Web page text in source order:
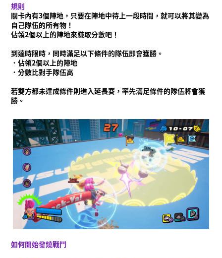
什麼是Ninjala？
什麼是Ninjala？
遊戲方式
忍者泡泡糖
關卡
規則
關卡內有3個陣地，只要在陣地中待上一段時間，就可以將其變為
自己隊伍的所有物！
佔領2個以上的陣地來賺取分數吧！
到達時限時，同時滿足以下條件的隊伍即會獲勝。
．佔領2個以上的陣地
．分數比對手隊伍高
若雙方都未達成條件則進入延長賽，率先滿足條件的隊伍將會獲
勝。
如何開始發燒戰鬥